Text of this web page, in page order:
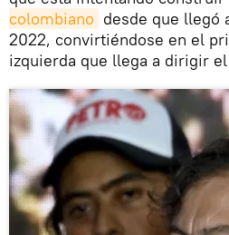
colombiano desde que llegó
2022, convirtiéndose en el
izquierda que llega a dirigir